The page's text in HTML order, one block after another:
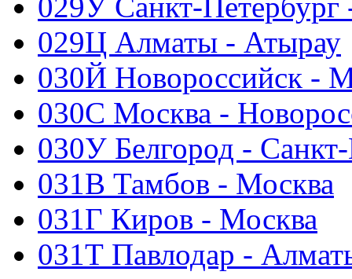
029Ц Алматы - Атырау
030Й Новороссийск -
030С Москва -
030У Белгород -
031В Тамбов - Москва
031Г Киров - Москва
031Т Павлодар -